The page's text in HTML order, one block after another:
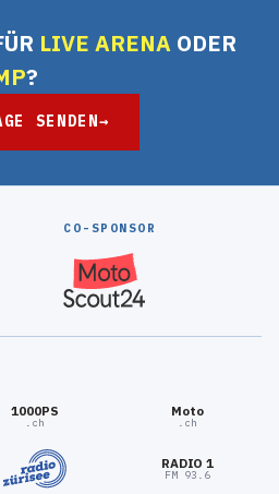
LIVE ARENA ODER
?
SENDEN→
CO-SPONSOR
1000PS
.ch
Moto
.ch
RADIO 1
FM 93.6